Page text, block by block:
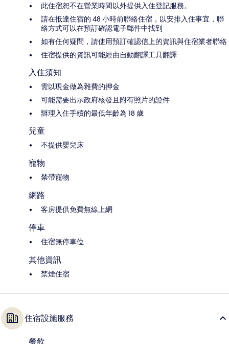
此住宿恕不在營業時間以外提供入住登記服務。
請在抵達住宿的 48 小時前聯絡住宿，以安排入住事宜，聯
絡方式可以在預訂確認電子郵件中找到
如有任何疑問，請使用預訂確認信上的資訊與住宿業者聯絡
住宿提供的資訊可能經由自動翻譯工具翻譯
入住須知
需以現金做為雜費的押金
可能需要出示政府核發且附有照片的證件
辦理入住手續的最低年齡為 18 歲
兒童
不提供嬰兒床
寵物
禁帶寵物
網路
客房提供免費無線上網
停車
住宿無停車位
其他資訊
禁煙住宿
住宿設施服務
餐飲